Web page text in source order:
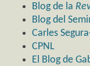
Blog de la
Blog del
Carles
CPNL
El Blog de